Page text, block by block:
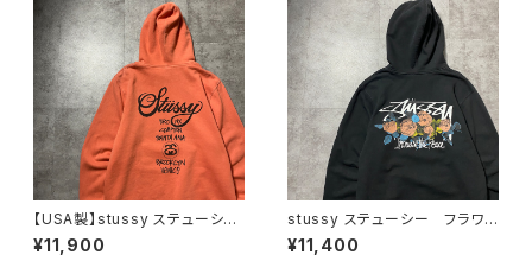
【USA製】stussy ステューシ
ー ワールドツアー バックプリ
ント オレンジ スウェット パ
¥11,900
stussy ステューシー フラワ
ーグラフィック バックプリン
ト ブラック 黒 スウェット
¥11,400